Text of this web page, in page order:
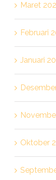
Maret
Februari
Januari
Oktober